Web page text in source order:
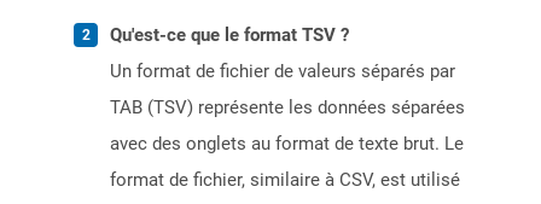
Qu'est-ce que le format TSV ?
Un format de fichier de valeurs séparés par
TAB (TSV) représente les données séparées
avec des onglets au format de texte brut. Le
format de fichier, similaire à CSV, est utilisé